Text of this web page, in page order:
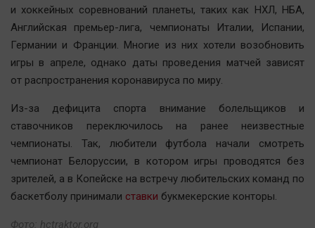
Медицина
Новости компаний
Прогулки по городу Ч
Спецпроект
Статистика
Челябинск космический
Bookworms
English version
и хоккейных соревнований планеты, таких как НХЛ, НБА,
Английская премьер-лига, чемпионаты Италии, Испании,
Германии и Франции. Многие из них хотели возобновить
игры в апреле, однако даты проведения матчей зависят
от распространения коронавируса по миру.
Из-за дефицита спорта внимание болельщиков и
ставочников переключилось на ранее неизвестные
чемпионаты. Так, любители футбола начали смотреть
чемпионат Белоруссии, в котором игры проводятся без
зрителей, а в Копейске на встречу любительских команд по
баскетболу принимали ставки букмекерские конторы.
Фото: hctraktor.org